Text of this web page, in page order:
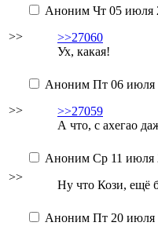
>>
Аноним Чт 05 июля
>>27060
Ух, какая!
>>
Аноним Пт 06 июля
>>27059
А что, с ахегао
>>
Аноним Ср 11 июля
Ну что Кози, ещё
Аноним Пт 20 июля